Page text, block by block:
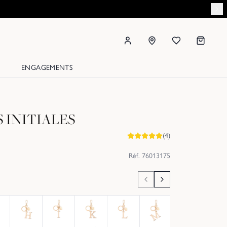
ENGAGEMENTS
INITIALES
(4)
Réf. 76013175